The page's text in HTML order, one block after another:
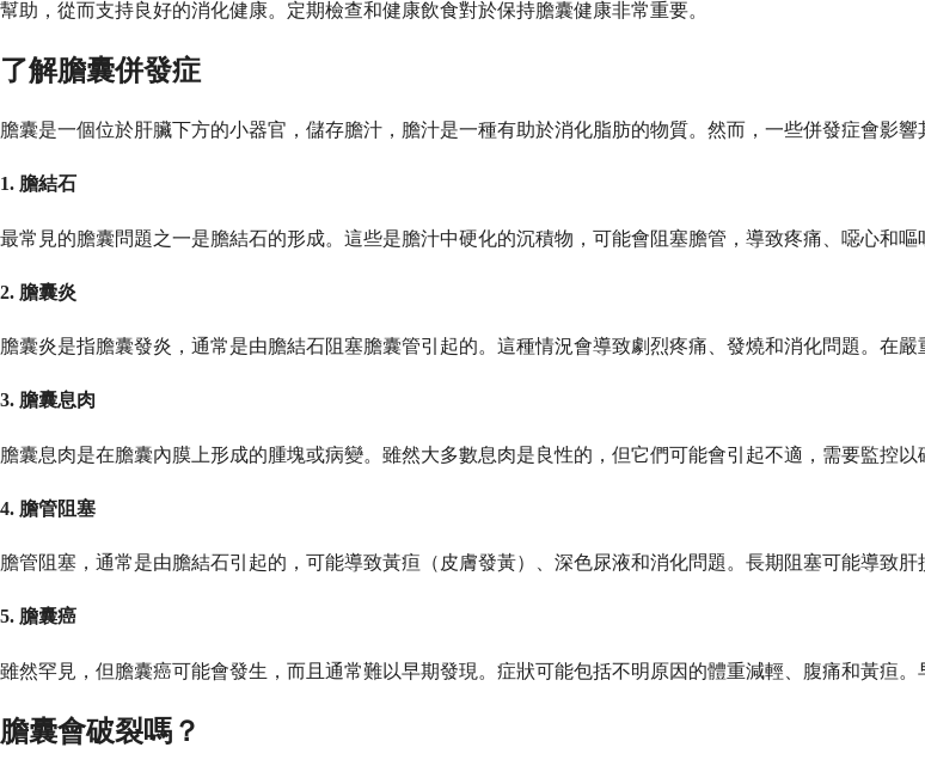
幫助，從而支持良好的消化健康。定期檢查和健康飲食對於保持膽囊健康非常重要。
了解膽囊併發症
膽囊是一個位於肝臟下方的小器官，儲存膽汁，膽汁是一種有助於消化脂肪的物質。然而，一些併發症會影響
1. 膽結石
最常見的膽囊問題之一是膽結石的形成。這些是膽汁中硬化的沉積物，可能會阻塞膽管，導致疼痛、噁心和
2. 膽囊炎
膽囊炎是指膽囊發炎，通常是由膽結石阻塞膽囊管引起的。這種情況會導致劇烈疼痛、發燒和消化問題。在嚴
3. 膽囊息肉
膽囊息肉是在膽囊內膜上形成的腫塊或病變。雖然大多數息肉是良性的，但它們可能會引起不適，需要監控以
4. 膽管阻塞
膽管阻塞，通常是由膽結石引起的，可能導致黃疸（皮膚發黃）、深色尿液和消化問題。長期阻塞可能導致肝
5. 膽囊癌
雖然罕見，但膽囊癌可能會發生，而且通常難以早期發現。症狀可能包括不明原因的體重減輕、腹痛和黃疸。
膽囊會破裂嗎？